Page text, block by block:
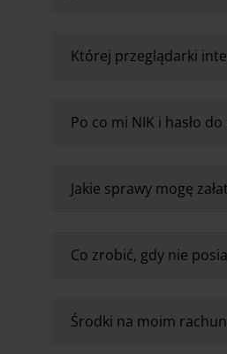
Której przeglądarki
Po co mi NIK i hasło
Jakie sprawy mogę
Co zrobić, gdy nie
Środki na moim